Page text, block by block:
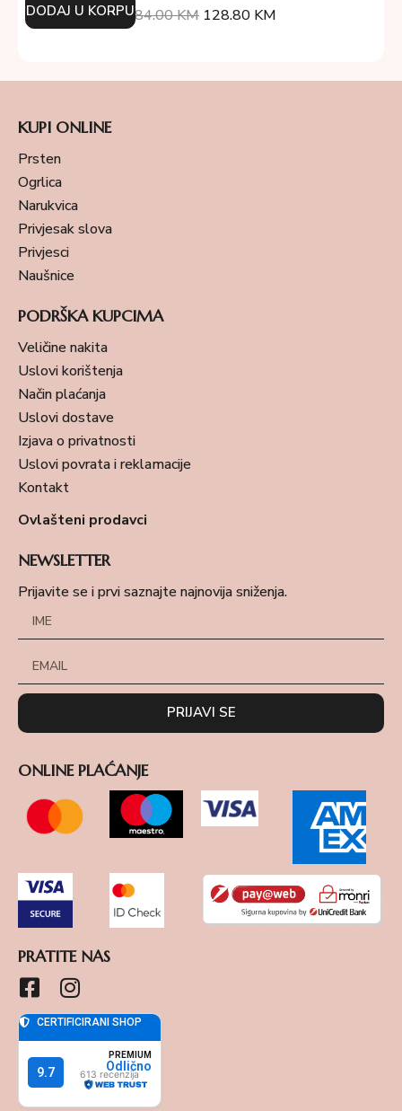
184.00KM 128.80 KM
DODAJ U KORPU
KUPI ONLINE
Prsten
Ogrlica
Narukvica
Privjesak slova
Privjesci
Naušnice
PODRŠKA KUPCIMA
Veličine nakita
Uslovi korištenja
Način plaćanja
Uslovi dostave
Izjava o privatnosti
Uslovi povrata i reklamacije
Kontakt
Ovlašteni prodavci
NEWSLETTER
Prijavite se i prvi saznajte najnovija sniženja.
PRIJAVI SE
ONLINE PLAĆANJE
PRATITE NAS